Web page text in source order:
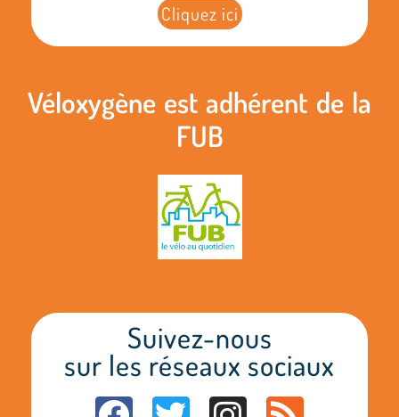
Cliquez ici
Véloxygène est adhérent de la
FUB
Suivez-nous
sur les réseaux sociaux